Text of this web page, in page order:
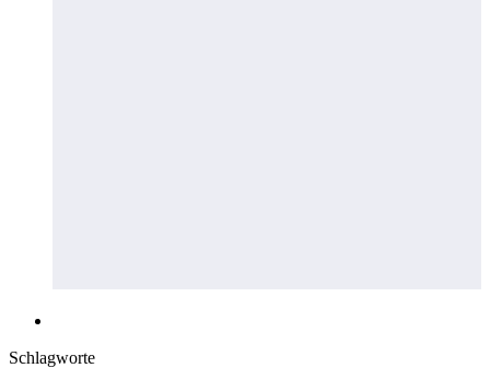
Schlagworte